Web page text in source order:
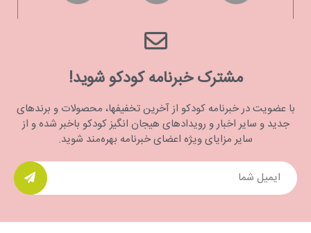
مشترک خبرنامه کودکو شوید!
با عضویت در خبرنامه کودکو از آخرین تخفیفها، محصولات و برندهای
جدید و سایر اخبار و رویدادهای هیجان انگیز کودکو باخبر شده و از
سایر مزایای ویژه اعضای خبرنامه بهره‌مند شوید.